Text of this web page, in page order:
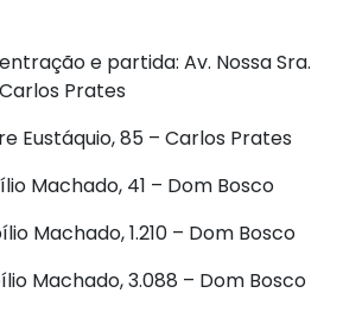
e partida: Av. Nossa Sra.
Prates
Eustáquio, 85 – Carlos Prates
Machado, 41 – Dom Bosco
Machado, 1.210 – Dom Bosco
Machado, 3.088 – Dom Bosco